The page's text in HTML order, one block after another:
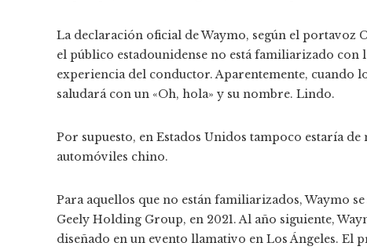
La declaración oficial de Waymo, según el portavoz
el público estadounidense no está familiarizado con
experiencia del conductor. Aparentemente, cuando
saludará con un «Oh, hola» y su nombre. Lindo.
Por supuesto, en Estados Unidos tampoco estaría
automóviles chino.
Para aquellos que no están familiarizados, Waymo
Geely Holding Group, en 2021. Al año siguiente,
diseñado en un evento llamativo en Los Ángeles. El